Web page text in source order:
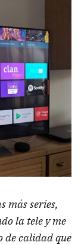
más series,
la tele y me
de calidad que